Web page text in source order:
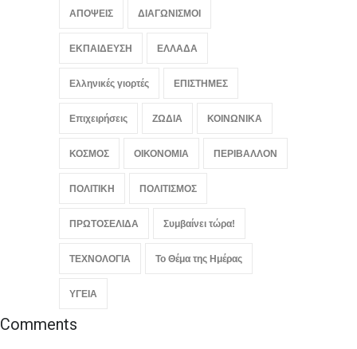
ΑΠΟΨΕΙΣ ΔΙΑΓΩΝΙΣΜΟΙ
ΕΚΠΑΙΔΕΥΣΗ ΕΛΛΑΔΑ
Ελληνικές γιορτές ΕΠΙΣΤΗΜΕΣ
Επιχειρήσεις ΖΩΔΙΑ ΚΟΙΝΩΝΙΚΑ
ΚΟΣΜΟΣ ΟΙΚΟΝΟΜΙΑ ΠΕΡΙΒΑΛΛΟΝ
ΠΟΛΙΤΙΚΗ ΠΟΛΙΤΙΣΜΟΣ
ΠΡΩΤΟΣΕΛΙΔΑ Συμβαίνει τώρα!
ΤΕΧΝΟΛΟΓΙΑ Το Θέμα της Ημέρας
ΥΓΕΙΑ
Comments